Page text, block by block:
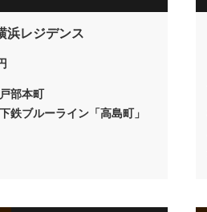
浜レジデンス
部本町
鉄ブルーライン「高島町」